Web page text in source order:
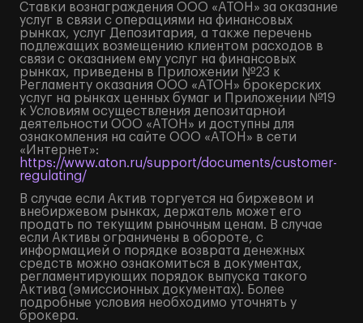
Ставки вознаграждения ООО «АТОН» за оказание
услуг в связи с операциями на финансовых
рынках, услуг Депозитария, а также перечень
подлежащих возмещению клиентом расходов в
связи с оказанием ему услуг на финансовых
рынках, приведены в Приложении №23 к
Регламенту оказания ООО «АТОН» брокерских
услуг на рынках ценных бумаг и Приложении №19
к Условиям осуществления депозитарной
деятельности ООО «АТОН» и доступны для
ознакомления на сайте ООО «АТОН» в сети
«Интернет»:
https://www.aton.ru/support/documents/customer-
regulating/
В случае если Актив торгуется на биржевом и
внебиржевом рынках, держатель может его
продать по текущим рыночным ценам. В случае
если Активы ограничены в обороте, с
информацией о порядке возврата денежных
средств можно ознакомиться в документах,
регламентирующих порядок выпуска такого
Актива (эмиссионных документах). Более
подробные условия необходимо уточнять у
брокера.